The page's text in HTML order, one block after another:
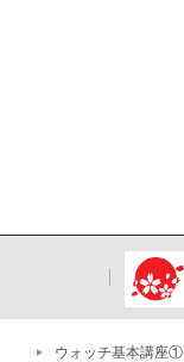
ウォッチ基本講座①